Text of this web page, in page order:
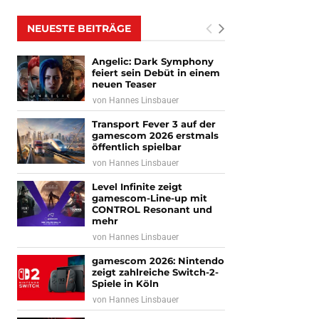
NEUESTE BEITRÄGE
Angelic: Dark Symphony
feiert sein Debüt in einem
neuen Teaser
von Hannes Linsbauer
Transport Fever 3 auf der
gamescom 2026 erstmals
öffentlich spielbar
von Hannes Linsbauer
Level Infinite zeigt
gamescom-Line-up mit
CONTROL Resonant und
mehr
von Hannes Linsbauer
gamescom 2026: Nintendo
zeigt zahlreiche Switch-2-
Spiele in Köln
von Hannes Linsbauer